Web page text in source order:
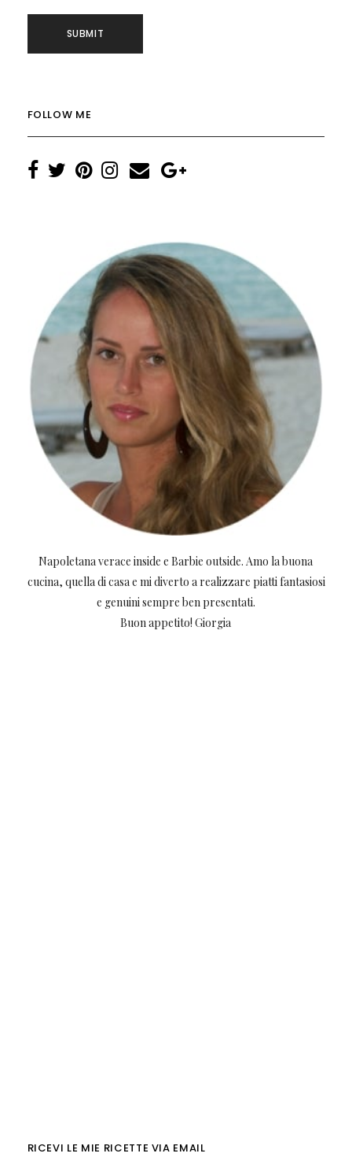
FOLLOW ME
Napoletana verace inside e Barbie outside. Amo la buona
cucina, quella di casa e mi diverto a realizzare piatti fantasiosi
e genuini sempre ben presentati.
Buon appetito! Giorgia
RICEVI LE MIE RICETTE VIA EMAIL